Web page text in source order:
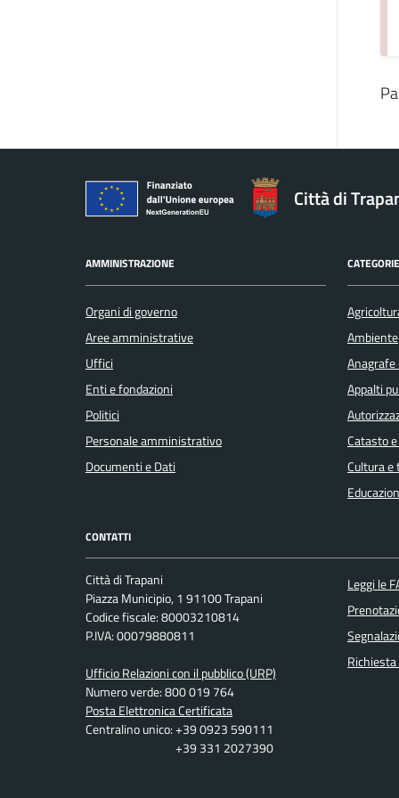
Città di
AMMINISTRAZIONE
Organi di governo
Aree amministrative
Uffici
Enti e fondazioni
Politici
Personale amministrativo
Documenti e Dati
Ambiente
Appalti
Catasto
Cultura e
CONTATTI
Città di Trapani
Piazza Municipio, 1 91100 Trapani
Codice fiscale: 80003210814
P.IVA: 00079880811
Ufficio Relazioni con il pubblico (URP)
Numero verde: 800 019 764
Posta Elettronica Certificata
Centralino unico: +39 0923 590111
+39 331 2027390
Leggi le